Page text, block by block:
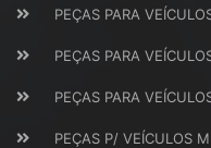
PEÇAS PARA
PEÇAS PARA
PEÇAS PARA
PEÇAS P/ VEÍCULOS